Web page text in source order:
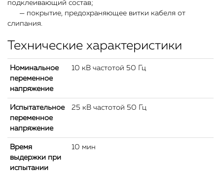
подклеивающий состав;
— покрытие, предохраняющее витки кабеля от
слипания.
Технические характеристики
Номинальное
переменное
напряжение
10 кВ частотой 50 Гц
Испытательное
переменное
напряжение
25 кВ частотой 50 Гц
Время
выдержки при
испытании
10 мин